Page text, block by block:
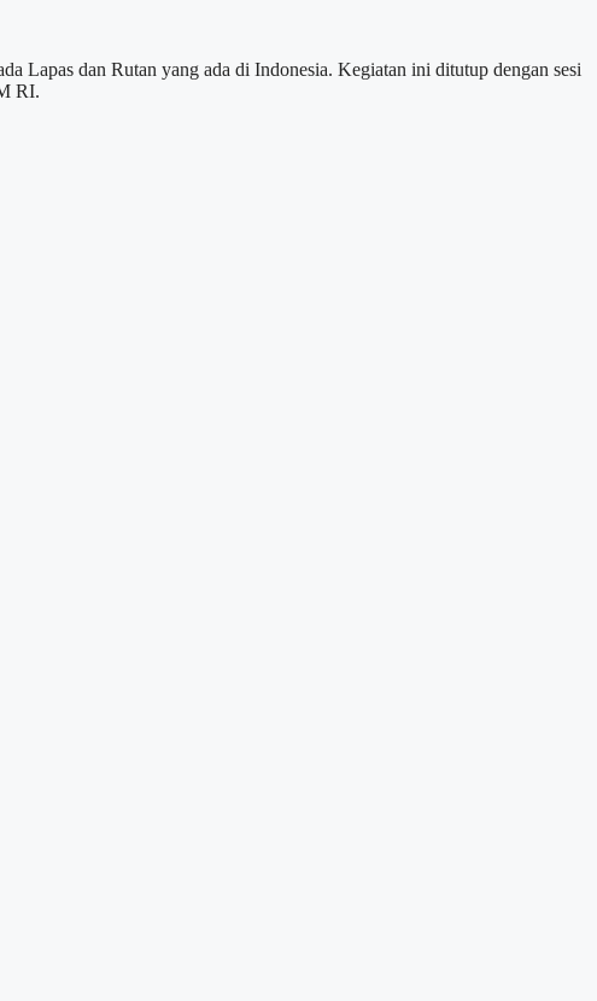
Lapas dan Rutan yang ada di Indonesia. Kegiatan ini ditutup dengan sesi
RI.